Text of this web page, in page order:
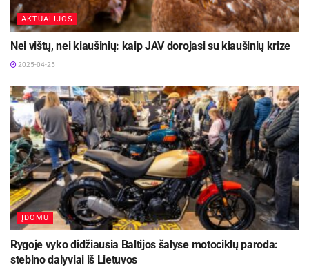
AKTUALIJOS
Nei vištų, nei kiaušinių: kaip JAV dorojasi su kiaušinių krize
2025-04-25
ĮDOMU
Rygoje vyko didžiausia Baltijos šalyse motociklų paroda:
stebino dalyviai iš Lietuvos